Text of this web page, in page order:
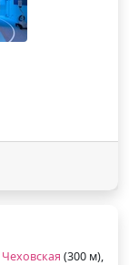
Чеховская (300 м),